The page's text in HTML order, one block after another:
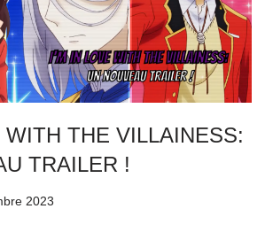
WITH THE VILLAINESS:
TRAILER !
2023